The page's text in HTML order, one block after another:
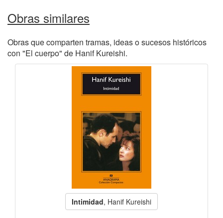
Obras similares
Obras que comparten tramas, ideas o sucesos históricos
con "El cuerpo" de Hanif Kureishi.
Intimidad, Hanif Kureishi